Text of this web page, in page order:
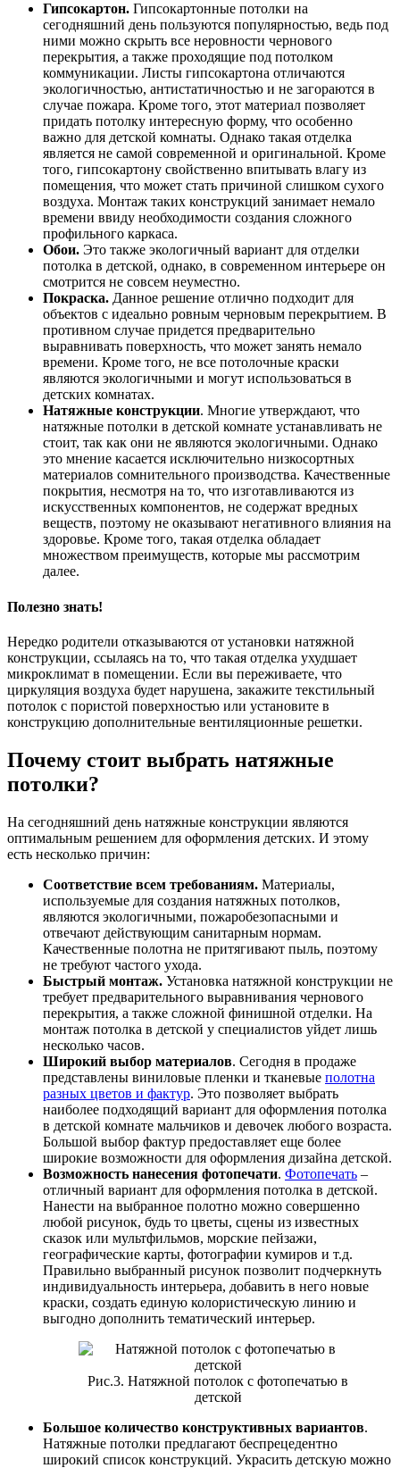
Гипсокартон. Гипсокартонные потолки на
сегодняшний день пользуются популярностью, ведь под
ними можно скрыть все неровности чернового
перекрытия, а также проходящие под потолком
коммуникации. Листы гипсокартона отличаются
экологичностью, антистатичностью и не загораются в
случае пожара. Кроме того, этот материал позволяет
придать потолку интересную форму, что особенно
важно для детской комнаты. Однако такая отделка
является не самой современной и оригинальной. Кроме
того, гипсокартону свойственно впитывать влагу из
помещения, что может стать причиной слишком сухого
воздуха. Монтаж таких конструкций занимает немало
времени ввиду необходимости создания сложного
профильного каркаса.
Обои. Это также экологичный вариант для отделки
потолка в детской, однако, в современном интерьере он
смотрится не совсем неуместно.
Покраска. Данное решение отлично подходит для
объектов с идеально ровным черновым перекрытием. В
противном случае придется предварительно
выравнивать поверхность, что может занять немало
времени. Кроме того, не все потолочные краски
являются экологичными и могут использоваться в
детских комнатах.
Натяжные конструкции. Многие утверждают, что
натяжные потолки в детской комнате устанавливать не
стоит, так как они не являются экологичными. Однако
это мнение касается исключительно низкосортных
материалов сомнительного производства. Качественные
покрытия, несмотря на то, что изготавливаются из
искусственных компонентов, не содержат вредных
веществ, поэтому не оказывают негативного влияния на
здоровье. Кроме того, такая отделка обладает
множеством преимуществ, которые мы рассмотрим
далее.
Полезно знать!
Нередко родители отказываются от установки натяжной
конструкции, ссылаясь на то, что такая отделка ухудшает
микроклимат в помещении. Если вы переживаете, что
циркуляция воздуха будет нарушена, закажите текстильный
потолок с пористой поверхностью или установите в
конструкцию дополнительные вентиляционные решетки.
Почему стоит выбрать натяжные
потолки?
На сегодняшний день натяжные конструкции являются
оптимальным решением для оформления детских. И этому
есть несколько причин:
Соответствие всем требованиям. Материалы,
используемые для создания натяжных потолков,
являются экологичными, пожаробезопасными и
отвечают действующим санитарным нормам.
Качественные полотна не притягивают пыль, поэтому
не требуют частого ухода.
Быстрый монтаж. Установка натяжной конструкции не
требует предварительного выравнивания чернового
перекрытия, а также сложной финишной отделки. На
монтаж потолка в детской у специалистов уйдет лишь
несколько часов.
Широкий выбор материалов. Сегодня в продаже
представлены виниловые пленки и тканевые полотна
разных цветов и фактур. Это позволяет выбрать
наиболее подходящий вариант для оформления потолка
в детской комнате мальчиков и девочек любого возраста.
Большой выбор фактур предоставляет еще более
широкие возможности для оформления дизайна детской.
Возможность нанесения фотопечати. Фотопечать –
отличный вариант для оформления потолка в детской.
Нанести на выбранное полотно можно совершенно
любой рисунок, будь то цветы, сцены из известных
сказок или мультфильмов, морские пейзажи,
географические карты, фотографии кумиров и т.д.
Правильно выбранный рисунок позволит подчеркнуть
индивидуальность интерьера, добавить в него новые
краски, создать единую колористическую линию и
выгодно дополнить тематический интерьер.
Рис.3. Натяжной потолок с фотопечатью в
детской
Большое количество конструктивных вариантов.
Натяжные потолки предлагают беспрецедентно
широкий список конструкций. Украсить детскую можно